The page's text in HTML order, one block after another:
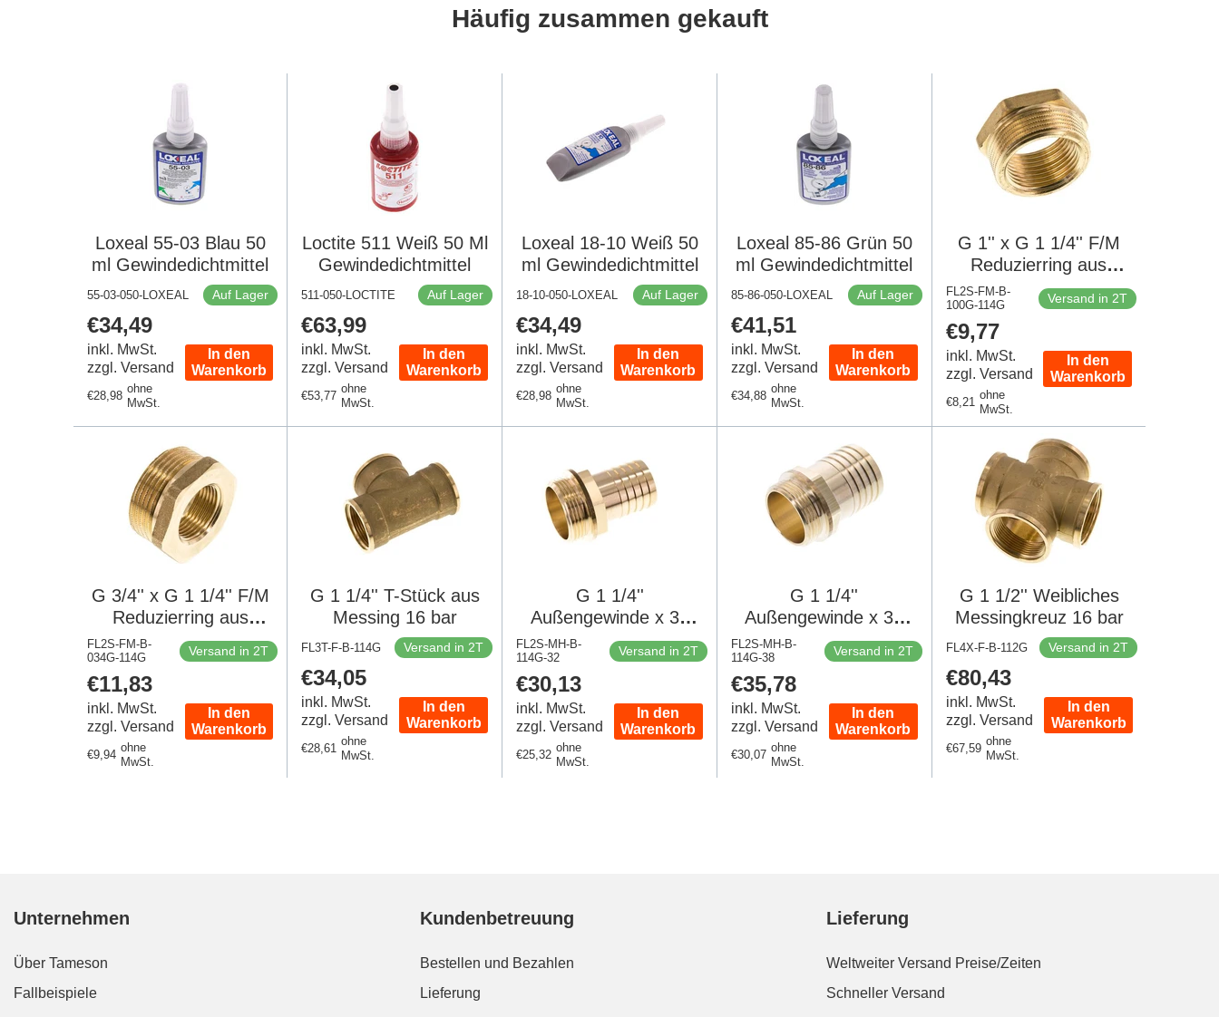
Häufig zusammen gekauft
Loxeal 55-03 Blau 50
ml Gewindedichtmittel
55-03-050-LOXEAL Auf Lager
Regulärer
Preis
€34,49
inkl. MwSt.
zzgl. Versand
Regulärer
€28,98
ohne
MwSt.
In den
Warenkorb
Loctite 511 Weiß 50 Ml
Gewindedichtmittel
511-050-LOCTITE Auf Lager
Regulärer
Preis
€63,99
inkl. MwSt.
zzgl. Versand
Regulärer
€53,77
ohne
MwSt.
In den
Warenkorb
Loxeal 18-10 Weiß 50
ml Gewindedichtmittel
18-10-050-LOXEAL Auf Lager
Regulärer
Preis
€34,49
inkl. MwSt.
zzgl. Versand
Regulärer
€28,98
ohne
MwSt.
In den
Warenkorb
Loxeal 85-86 Grün 50
ml Gewindedichtmittel
85-86-050-LOXEAL Auf Lager
Regulärer
Preis
€41,51
inkl. MwSt.
zzgl. Versand
Regulärer
€34,88
ohne
MwSt.
In den
Warenkorb
G 1'' x G 1 1/4'' F/M
Reduzierring aus
Messing 16 bar
FL2S-FM-B-
100G-114G
Versand in 2T
Regulärer
Preis
€9,77
inkl. MwSt.
zzgl. Versand
Regulärer
€8,21
ohne
MwSt.
In den
Warenkorb
G 3/4'' x G 1 1/4'' F/M
Reduzierring aus
Messing 16 bar
FL2S-FM-B-
034G-114G
Versand in 2T
Regulärer
Preis
€11,83
inkl. MwSt.
zzgl. Versand
Regulärer
€9,94
ohne
MwSt.
In den
Warenkorb
G 1 1/4'' T-Stück aus
Messing 16 bar
FL3T-F-B-114G Versand in 2T
Regulärer
Preis
€34,05
inkl. MwSt.
zzgl. Versand
Regulärer
€28,61
ohne
MwSt.
In den
Warenkorb
G 1 1/4''
Außengewinde x 32
mm Messing
Schlauchanschluss 16
FL2S-MH-B-
114G-32
Versand in 2T
Regulärer
Preis
€30,13
inkl. MwSt.
zzgl. Versand
Regulärer
€25,32
ohne
MwSt.
In den
Warenkorb
G 1 1/4''
Außengewinde x 38
mm Messing
Schlauchanschluss 16
FL2S-MH-B-
114G-38
Versand in 2T
Regulärer
Preis
€35,78
inkl. MwSt.
zzgl. Versand
Regulärer
€30,07
ohne
MwSt.
In den
Warenkorb
G 1 1/2'' Weibliches
Messingkreuz 16 bar
FL4X-F-B-112G Versand in 2T
Regulärer
Preis
€80,43
inkl. MwSt.
zzgl. Versand
Regulärer
€67,59
ohne
MwSt.
In den
Warenkorb
Unternehmen
Über Tameson
Fallbeispiele
Kundenbetreuung
Bestellen und Bezahlen
Lieferung
Lieferung
Weltweiter Versand Preise/Zeiten
Schneller Versand